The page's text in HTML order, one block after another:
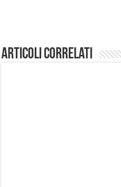
Articoli correlati